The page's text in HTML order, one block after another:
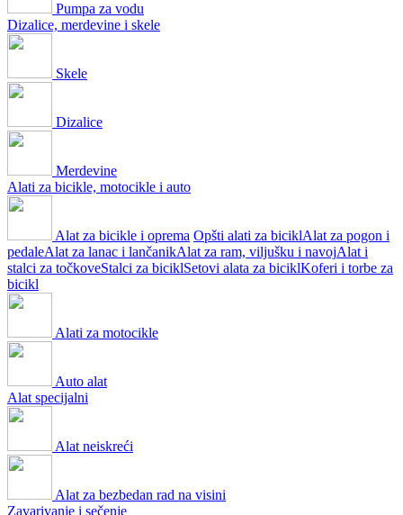
Pumpa za vodu
Dizalice, merdevine i skele
Skele
Dizalice
Merdevine
Alati za bicikle, motocikle i auto
Alat za bicikle i oprema Opšti alati za biciklAlat za pogon i
pedaleAlat za lanac i lančanikAlat za ram, viljušku i navojAlat i
stalci za točkoveStalci za biciklSetovi alata za biciklKoferi i torbe za
bicikl
Alati za motocikle
Auto alat
Alat specijalni
Alat neiskreći
Alat za bezbedan rad na visini
Zavarivanje i sečenje